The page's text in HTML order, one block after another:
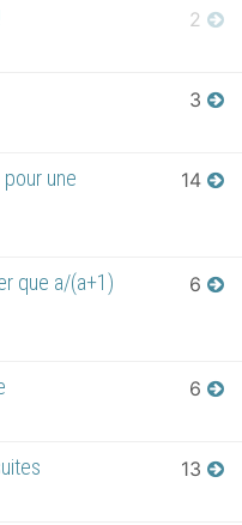
2
3
une
14
que a/(a+1)
6
6
13